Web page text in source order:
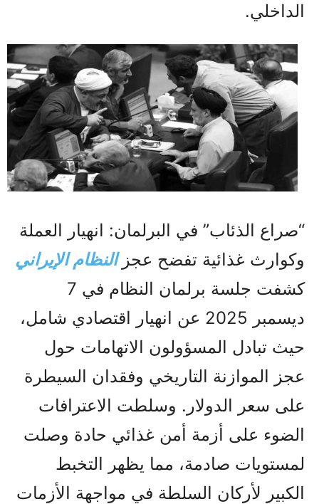
الداخلي.
“صراع الذئاب” في البرلمان: انهيار العملة
وكوارث غذائية تفضح عجز النظام الإيراني
كشفت جلسة برلمان النظام في 7
ديسمبر 2025 عن انهيار اقتصادي شامل،
حيث تبادل المسؤولون الاتهامات حول
عجز الموازنة التاريخي وفقدان السيطرة
على سعر الدولار. وسلطت الاعترافات
الضوء على أزمة أمن غذائي حادة وصلت
لمستويات صادمة، مما يظهر التخبط
الكبير لأركان السلطة في مواجهة الأزمات